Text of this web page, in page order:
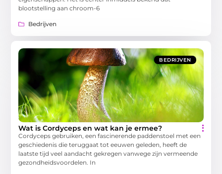
blootstelling aan chroom-6
Bedrijven
BEDRIJVEN
Wat is Cordyceps en wat kan je ermee?
Cordyceps gebruiken, een fascinerende paddenstoel met een
geschiedenis die teruggaat tot eeuwen geleden, heeft de
laatste tijd veel aandacht gekregen vanwege zijn vermeende
gezondheidsvoordelen. In